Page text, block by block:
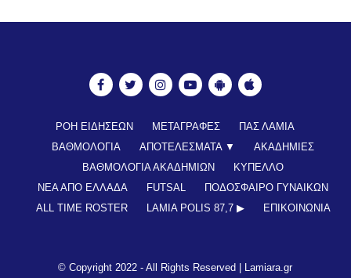
ΡΟΗ ΕΙΔΗΣΕΩΝ ΜΕΤΑΓΡΑΦΕΣ
ΠΑΣ ΛΑΜΙΑ
ΒΑΘΜΟΛΟΓΙΑ
ΑΠΟΤΕΛΕΣΜΑΤΑ ▼
ΑΚΑΔΗΜΙΕΣ
ΒΑΘΜΟΛΟΓΙΑ ΑΚΑΔΗΜΙΩΝ
ΚΥΠΕΛΛΟ
ΝΕΑ ΑΠΟ ΕΛΛΑΔΑ
FUTSAL
ΠΟΔΟΣΦΑΙΡΟ ΓΥΝΑΙΚΩΝ
ALL TIME ROSTER
LAMIA POLIS 87,7 ▶︎ ΕΠΙΚΟΙΝΩΝΊΑ
© Copyright 2022 - All Rights Reserved | Lamiara.gr